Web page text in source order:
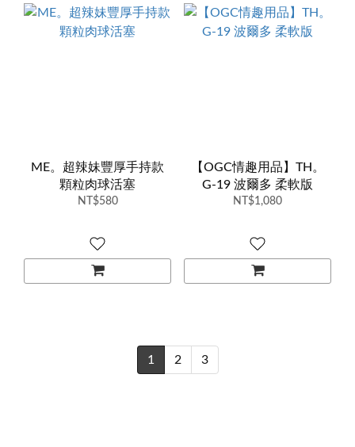
ME。超辣妹豐厚手持款
顆粒肉球活塞
NT$580
【OGC情趣用品】TH。
G-19 波爾多 柔軟版
NT$1,080
1 2 3